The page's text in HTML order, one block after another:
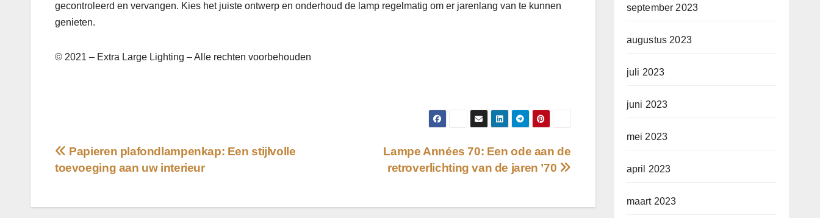
gecontroleerd en vervangen. Kies het juiste ontwerp en onderhoud de lamp regelmatig om er jarenlang van te kunnen
genieten.
© 2021 – Extra Large Lighting – Alle rechten voorbehouden
Bericht
navigatie
Lampe Années 70: Een ode aan de
retroverlichting van de jaren ’70
Papieren plafondlampenkap: Een stijlvolle
toevoeging aan uw interieur
september 2023
augustus 2023
juli 2023
juni 2023
mei 2023
april 2023
maart 2023